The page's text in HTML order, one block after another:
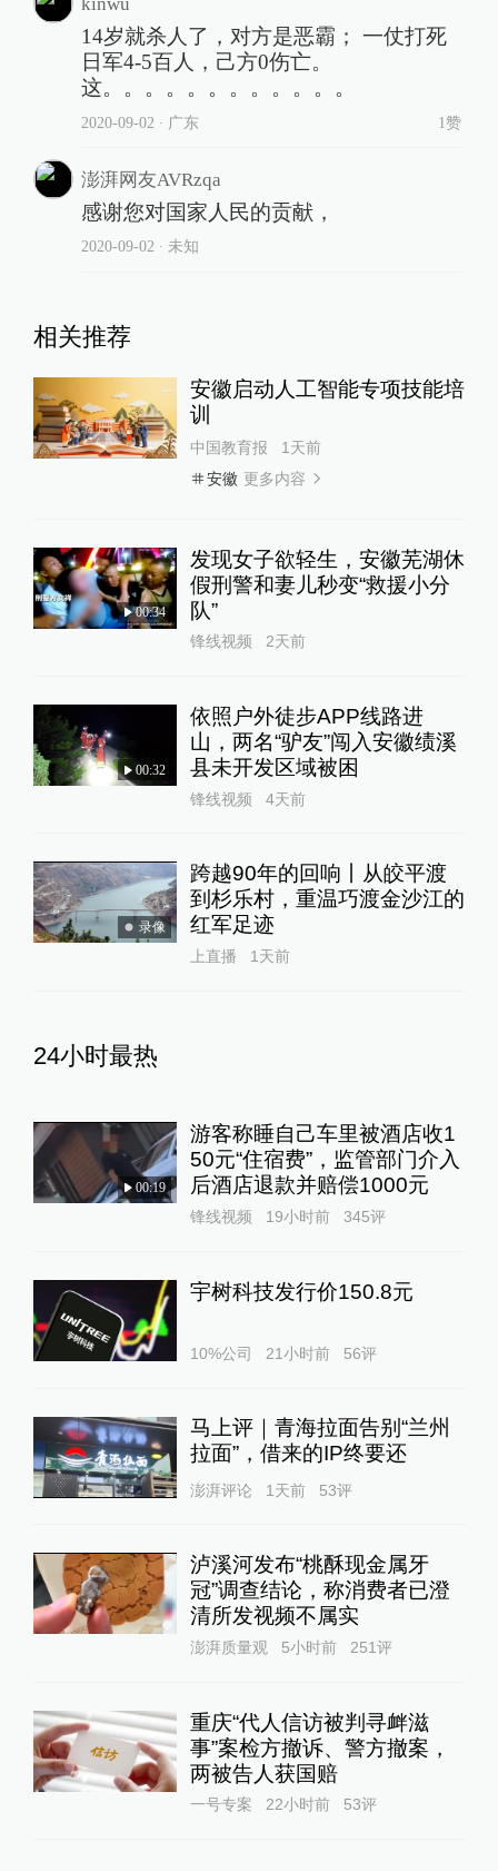
14岁就杀人了，对方是恶霸； 一仗打死
日军4-5百人，己方0伤亡。
这。。。。。。。。。。。。
2020-09-02 ∙ 广东 1赞
澎湃网友AVRzqa
感谢您对国家人民的贡献，
2020-09-02 ∙ 未知
相关推荐
安徽启动人工智能专项技能培
训
中国教育报
1天前
安徽 更多内容
00:34
发现女子欲轻生，安徽芜湖休
假刑警和妻儿秒变“救援小分
队”
锋线视频 2天前
00:32
依照户外徒步APP线路进
山，两名“驴友”闯入安徽绩溪
县未开发区域被困
锋线视频 4天前
录像
跨越90年的回响丨从皎平渡
到杉乐村，重温巧渡金沙江的
红军足迹
上直播 1天前
24小时最热
00:19
游客称睡自己车里被酒店收1
50元“住宿费”，监管部门介入
后酒店退款并赔偿1000元
锋线视频 19小时前 345评
宇树科技发行价150.8元
10%公司 21小时前 56评
马上评｜青海拉面告别“兰州
拉面”，借来的IP终要还
澎湃评论 1天前 53评
泸溪河发布“桃酥现金属牙
冠”调查结论，称消费者已澄
清所发视频不属实
澎湃质量观 5小时前 251评
重庆“代人信访被判寻衅滋
事”案检方撤诉、警方撤案，
两被告人获国赔
一号专案 22小时前 53评